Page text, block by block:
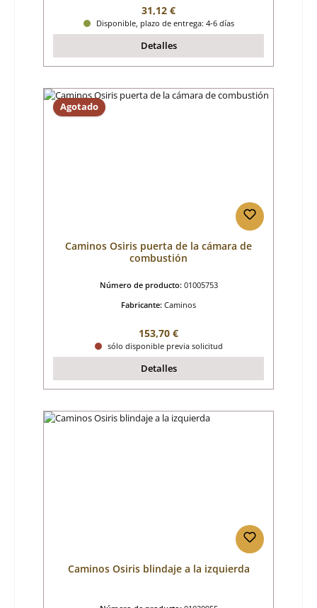
Precio normal:
31,12 €
Disponible, plazo de entrega: 4-6 días
Detalles
Agotado
Caminos Osiris puerta de la cámara de
combustión
Número de producto: 01005753
Fabricante: Caminos
Precio normal:
153,70 €
sólo disponible previa solicitud
Detalles
Caminos Osiris blindaje a la izquierda